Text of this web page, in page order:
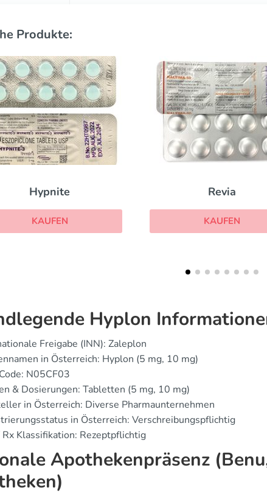
Produkte:
Revia
KAUFEN
Danocrine
KAUFEN
Hyplon
Freigabe (INN): Zaleplon
in Österreich: Hyplon (5 mg, 10 mg)
N05CF03
& Dosierungen: Tabletten (5 mg, 10 mg)
in Österreich: Diverse Pharmaunternehmen
in Österreich: Verschreibungspflichtig
Rx Klassifikation: Rezeptpflichtig
Apothekenpräsenz